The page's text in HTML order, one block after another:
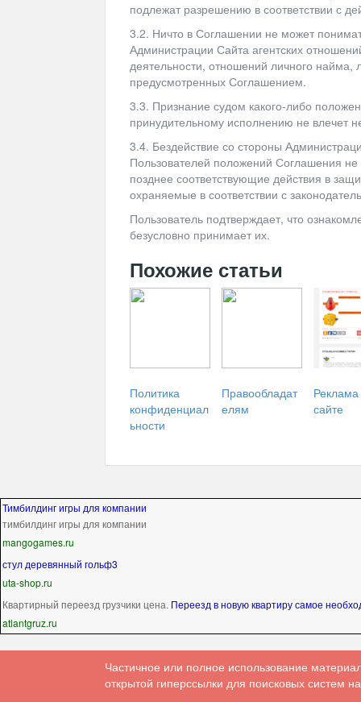
подлежат разрешению в соответствии с
3.2. Ничто в Соглашении не может
Администрации Сайта агентских
деятельности, отношений личного
предусмотренных Соглашением.
3.3. Признание судом какого-либо
принудительному исполнению не влечет
3.4. Бездействие со стороны
Пользователей положений Соглашения
позднее соответствующие действия в
охраняемые в соответствии с
Пользователь подтверждает, что
безусловно принимает их.
Похожие статьи
Политика
конфиденциал
ьности
Правообладат
елям
сайте
Тимбилдинг игры для компании
тимбилдинг игры для компании
mangogames.ru
стул деревянный гольф3
uta-shop.ru
Квартирный переезд грузчики цена. Переезд в новую квартиру самое
atlantgruz.ru
Частичное или полное использование
открытой гиперссылки для поисковых систем